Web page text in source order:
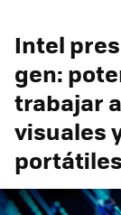
Intel
gen:
trabajar
visuales
portátiles